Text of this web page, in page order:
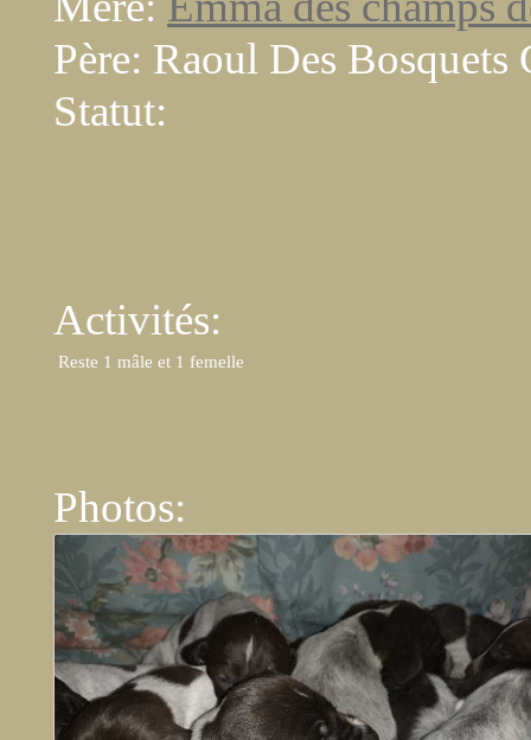
Père: Raoul Des Bosquets
Statut:
Activités:
Reste 1 mâle et 1 femelle
Photos: